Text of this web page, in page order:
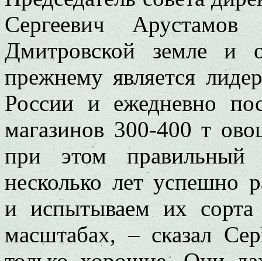
Сергеевич Арустамов
Дмитровской земле и
прежнему является
России и ежедневно
магазинов 300-400 т
при этом
несколько лет успешно
и испытываем их
масштабах, – сказал